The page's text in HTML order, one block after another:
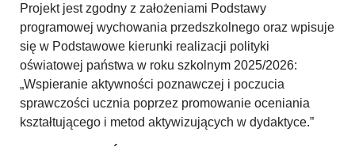
Projekt jest zgodny z założeniami Podstawy
programowej wychowania przedszkolnego oraz wpisuje
się w Podstawowe kierunki realizacji polityki
oświatowej państwa w roku szkolnym 2025/2026:
„Wspieranie aktywności poznawczej i poczucia
sprawczości ucznia poprzez promowanie oceniania
kształtującego i metod aktywizujących w dydaktyce.”